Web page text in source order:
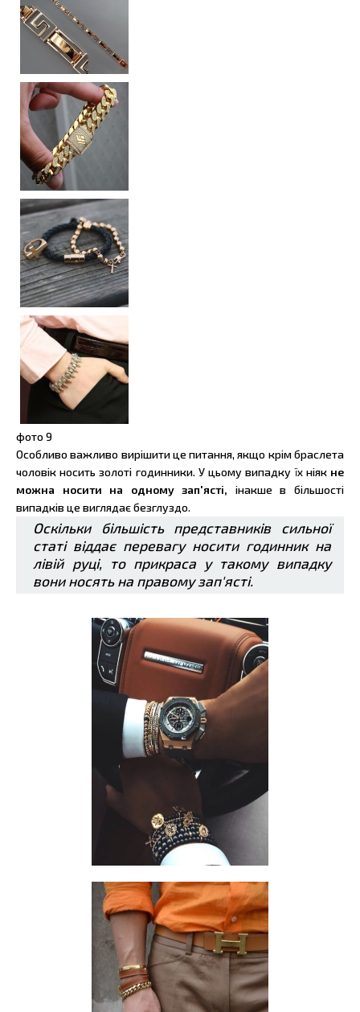
фото 9
Особливо важливо вирішити це питання, якщо крім браслета
чоловік носить золоті годинники. У цьому випадку їх ніяк не
можна носити на одному зап'ясті, інакше в більшості
випадків це виглядає безглуздо.
Оскільки більшість представників сильної
статі віддає перевагу носити годинник на
лівій руці, то прикраса у такому випадку
вони носять на правому зап'ясті.